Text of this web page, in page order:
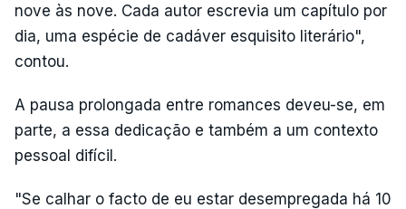
nove às nove. Cada autor escrevia um capítulo por
dia, uma espécie de cadáver esquisito literário",
contou.
A pausa prolongada entre romances deveu-se, em
parte, a essa dedicação e também a um contexto
pessoal difícil.
"Se calhar o facto de eu estar desempregada há 10